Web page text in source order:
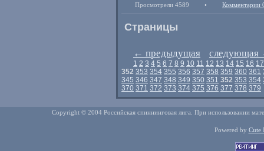
Просмотрели 4589 • Комментарии
Страницы
← предыдущая следующая
1 2 3 4 5 6 7 8 9 10 11 12 13 14 15 16 17
352 353 354 355 356 357 358 359 360 361
345 346 347 348 349 350 351 352 353 354
370 371 372 373 374 375 376 377 378 379
Copyright © 2004 Российская спиннинговая лига. При использовании
Powered by Cute